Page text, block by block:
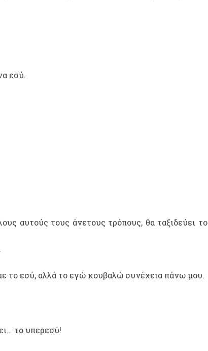
εσύ.
αυτούς τους άνετους τρόπους, θα ταξιδεύει το
το εσύ, αλλά το εγώ κουβαλώ συνέχεια πάνω μου.
το υπερεσύ!